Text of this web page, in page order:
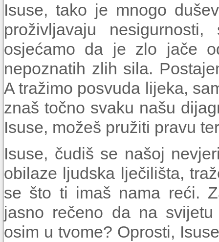
Isuse, tako je mnogo
proživljavaju
osjećamo da je zlo jače
nepoznatih zlih sila.
A tražimo posvuda lijeka,
znaš točno svaku našu
Isuse, možeš pružiti pravu
Isuse, čudiš se našoj
obilaze ljudska lječilišta,
se što ti imaš nama reći.
jasno rečeno da na
osim u tvome? Oprosti,